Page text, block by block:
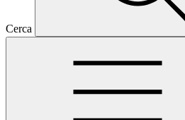
Cerca